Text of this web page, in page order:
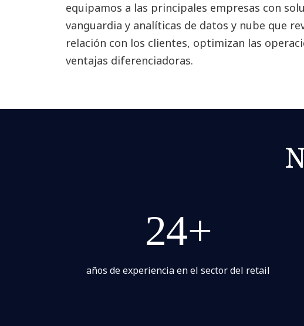
equipamos a las principales empresas con
vanguardia y analíticas de datos y nube que
relación con los clientes, optimizan las
ventajas diferenciadoras.
24+
años de experiencia en el sector del retail